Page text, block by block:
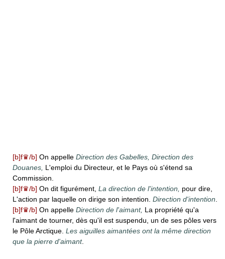
[b]f♛/b] On appelle Direction des Gabelles, Direction des
Douanes, L'emploi du Directeur, et le Pays où s'étend sa
Commission.
[b]f♛/b] On dit figurément, La direction de l'intention, pour dire,
L'action par laquelle on dirige son intention. Direction d'intention
[b]f♛/b] On appelle Direction de l'aimant, La propriété qu'a
l'aimant de tourner, dès qu'il est suspendu, un de ses pôles vers
le Pôle Arctique. Les aiguilles aimantées ont la même direction
que la pierre d'aimant.